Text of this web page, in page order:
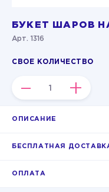
БУКЕТ ШАРОВ
Арт. 1316
СВОЕ КОЛИЧЕСТВО
– +
ОПИСАНИЕ
БЕСПЛАТНАЯ
ОПЛАТА